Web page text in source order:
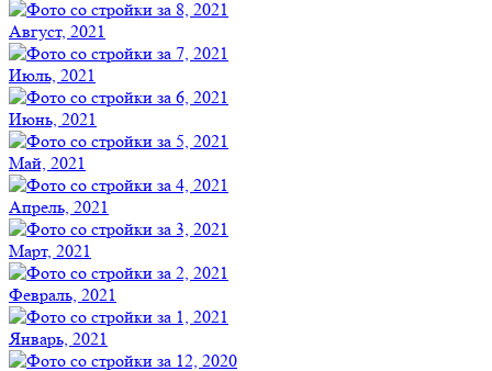
Август, 2021
Июль, 2021
Июнь, 2021
Май, 2021
Апрель, 2021
Март, 2021
Февраль, 2021
Январь, 2021